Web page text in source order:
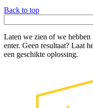
Back to top
Laten we zien of we
enter. Geen resultaat? Laat
een geschikte oplossing.